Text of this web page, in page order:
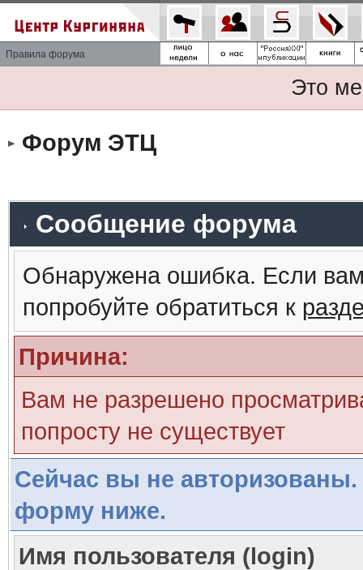
Правила форума
Это
Форум ЭТЦ
Сообщение форума
Обнаружена ошибка. Если
попробуйте обратиться к
Причина:
Вам не разрешено
попросту не существует
Сейчас вы не авторизованы.
форму ниже.
Имя пользователя (login)